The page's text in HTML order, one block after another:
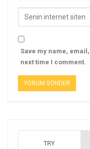
Save my name,
next time I comment.
TRY